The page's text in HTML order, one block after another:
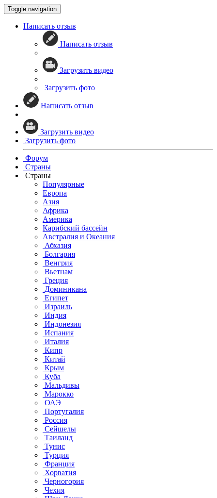
Toggle navigation
Написать отзыв
Написать отзыв
Загрузить видео
Загрузить фото
Написать отзыв
Загрузить видео
Загрузить фото
Форум
Страны
Страны
Популярные
Европа
Азия
Африка
Америка
Карибский бассейн
Австралия и Океания
Абхазия
Болгария
Венгрия
Вьетнам
Греция
Доминикана
Египет
Израиль
Индия
Индонезия
Испания
Италия
Кипр
Китай
Крым
Куба
Мальдивы
Марокко
ОАЭ
Португалия
Россия
Сейшелы
Таиланд
Тунис
Турция
Франция
Хорватия
Черногория
Чехия